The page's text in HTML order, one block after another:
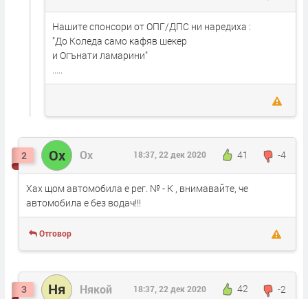
Нашите спонсори от ОПГ/ДПС ни наредиха :
"До Коледа само кафяв шекер
и Огънати ламарини"
2 Ох Ох 41 -4
18:37, 22 дек 2020
Хах щом автомобила е рег. № - К , внимавайте, че
автомобила е без водач!!!
Отговор
3 Ня Някой 42 -2
18:37, 22 дек 2020